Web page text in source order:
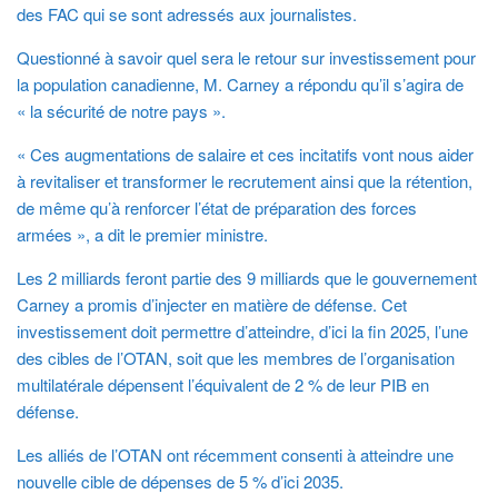
des FAC qui se sont adressés aux journalistes.
Questionné à savoir quel sera le retour sur investissement pour
la population canadienne, M. Carney a répondu qu’il s’agira de
« la sécurité de notre pays ».
« Ces augmentations de salaire et ces incitatifs vont nous aider
à revitaliser et transformer le recrutement ainsi que la rétention,
de même qu’à renforcer l’état de préparation des forces
armées », a dit le premier ministre.
Les 2 milliards feront partie des 9 milliards que le gouvernement
Carney a promis d’injecter en matière de défense. Cet
investissement doit permettre d’atteindre, d’ici la fin 2025, l’une
des cibles de l’OTAN, soit que les membres de l’organisation
multilatérale dépensent l’équivalent de 2 % de leur PIB en
défense.
Les alliés de l’OTAN ont récemment consenti à atteindre une
nouvelle cible de dépenses de 5 % d’ici 2035.